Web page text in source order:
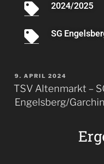
2024/2025
SG
9. APRIL 2024
TSV Altenmarkt –
Engelsberg/